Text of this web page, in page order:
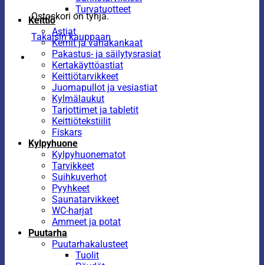
Ostoskori on tyhjä.
Takaisin kauppaan
Turvatuotteet
Keittiö
Astiat
Kernit ja vahakankaat
Pakastus- ja säilytysrasiat
Kertakäyttöastiat
Keittiötarvikkeet
Juomapullot ja vesiastiat
Kylmälaukut
Tarjottimet ja tabletit
Keittiötekstiilit
Fiskars
Kylpyhuone
Kylpyhuonematot
Tarvikkeet
Suihkuverhot
Pyyhkeet
Saunatarvikkeet
WC-harjat
Ammeet ja potat
Puutarha
Puutarhakalusteet
Tuolit